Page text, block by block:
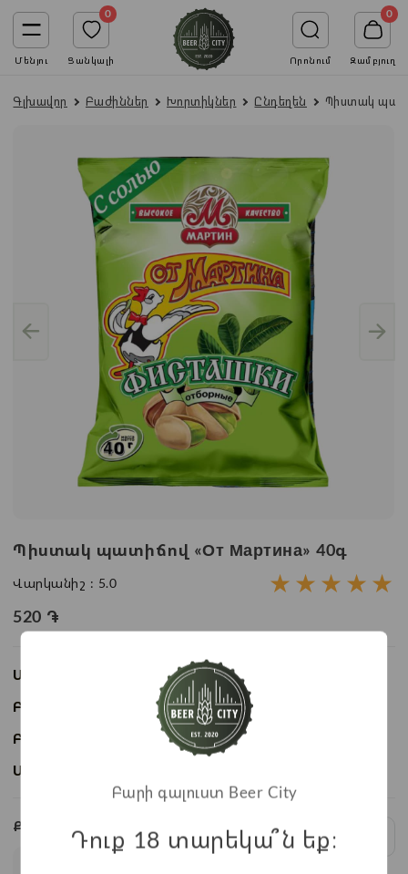
Մենյու
0
Ցանկալի Որոնում
0
Զամբյուղ
Գլխավոր Բաժիններ Խորտիկներ Ընդեղեն Պիստակ
Պիստակ պատիճով «От Мартина» 40գ
Վարկանիշ : 5.0 ★
★
★
★
★
520 ֏
Առկայություն:
Առկա է
Բաժնի անվանում: Ընդեղեն
Բրենդ:
Ապրանքի ID:
Քանակ:
1 x520=
Բարի գալուստ Beer City
Դուք 18 տարեկա՞ն եք։